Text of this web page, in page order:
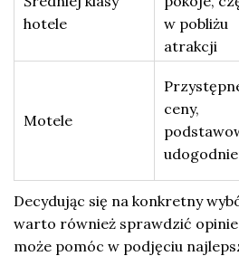
hotele
w pobliżu
atrakcji
Motele
ceny,
Decydując się na konkretny
warto również sprawdzić opinie
może pomóc w podjęciu